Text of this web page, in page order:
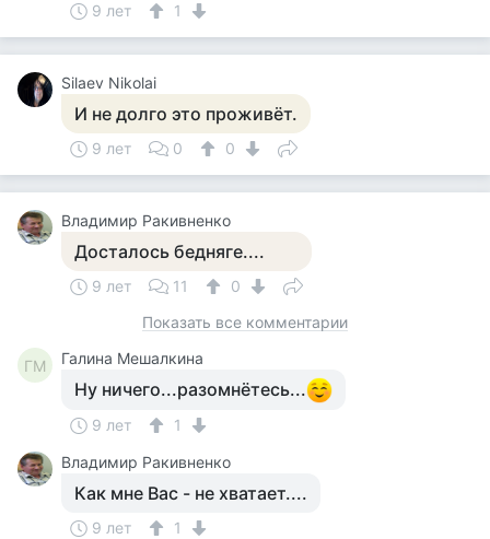
9 лет 1
Silaev Nikolai
И не долго это проживёт.
9 лет 0 0
Владимир Ракивненко
Досталось бедняге....
9 лет 11
0
Показать все комментарии
ГМ Галина Мешалкина
Ну ничего...разомнётесь...
9 лет
1
Владимир Ракивненко
Как мне Вас - не хватает....
9 лет 1